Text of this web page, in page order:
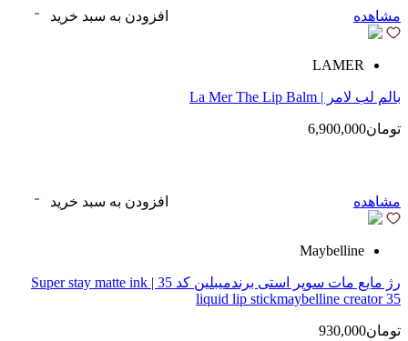
مشاهده افزودن به سبد خرید
LAMER
بالم لب لامر | La Mer The Lip Balm
تومان6,900,000
مشاهده افزودن به سبد خرید
Maybelline
رژ مایع مات سوپر استی‌ برندمیبلین کد 35 | Super stay matte ink
liquid lip stickmaybelline creator 35
تومان930,000